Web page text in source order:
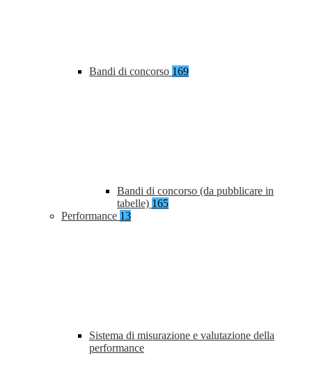
Bandi di concorso 169
Bandi di concorso (da pubblicare in
tabelle) 165
Performance 13
Sistema di misurazione e valutazione della
performance